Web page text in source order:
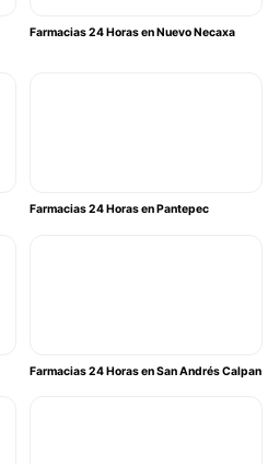
Farmacias 24 Horas en Nuevo Necaxa
Farmacias 24 Horas en Pantepec
Farmacias 24 Horas en San Andrés Calpan